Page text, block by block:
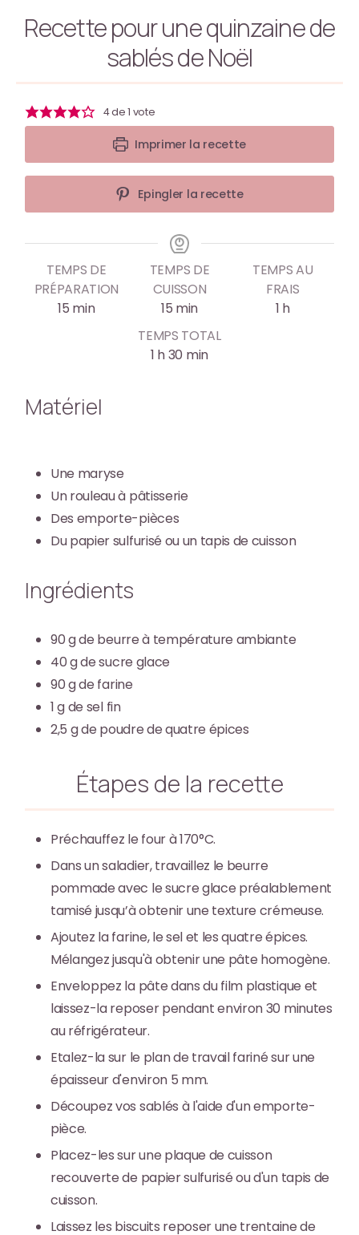
Recette pour une quinzaine de
sablés de Noël
4de 1 vote
Imprimer la recette
Epingler la recette
TEMPS DE
PRÉPARATION
15 min
TEMPS DE
CUISSON
15 min
TEMPS AU
FRAIS
1 h
TEMPS TOTAL
1 h30 min
Matériel
Une maryse
Un rouleau à pâtisserie
Des emporte-pièces
Du papier sulfurisé ou un tapis de cuisson
Ingrédients
90gde beurre à température ambiante
40gde sucre glace
90gde farine
1gde sel fin
2,5 gde poudre de quatre épices
Étapes de la recette
Préchauffez le four à 170°C.
Dans un saladier, travaillez le beurre
pommade avec le sucre glace préalablement
tamisé jusqu’à obtenir une texture crémeuse.
Ajoutez la farine, le sel et les quatre épices.
Mélangez jusqu'à obtenir une pâte homogène.
Enveloppez la pâte dans du film plastique et
laissez-la reposer pendant environ 30 minutes
au réfrigérateur.
Etalez-la sur le plan de travail fariné sur une
épaisseur d'environ 5 mm.
Découpez vos sablés à l'aide d'un emporte-
pièce.
Placez-les sur une plaque de cuisson
recouverte de papier sulfurisé ou d'un tapis de
cuisson.
Laissez les biscuits reposer une trentaine de